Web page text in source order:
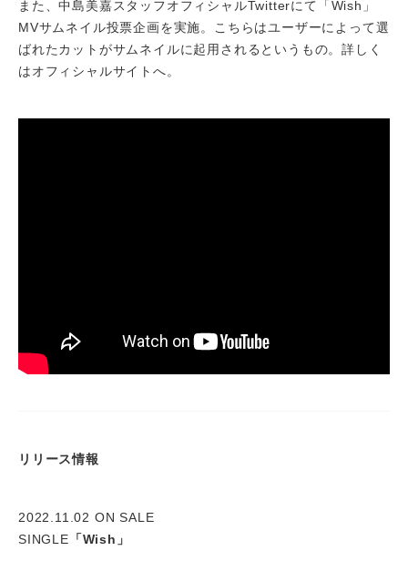
また、中島美嘉スタッフオフィシャルTwitterにて「Wish」
MVサムネイル投票企画を実施。こちらはユーザーによって選
ばれたカットがサムネイルに起用されるというもの。詳しく
はオフィシャルサイトへ。
リリース情報
2022.11.02 ON SALE
SINGLE 「Wish」